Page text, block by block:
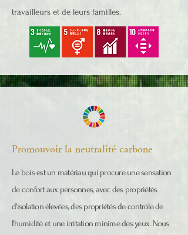
travailleurs et de leurs familles.
Promouvoir la neutralité carbone
Le bois est un matériau qui procure une sensation
de confort aux personnes, avec des propriétés
d'isolation élevées, des propriétés de contrôle de
l'humidité et une irritation minime des yeux. Nous